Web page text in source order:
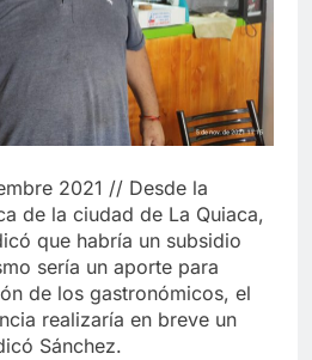
2021 // Desde la
de la ciudad de La Quiaca,
que habría un subsidio
sería un aporte para
de los gastronómicos, el
realizaría en breve un
Sánchez.